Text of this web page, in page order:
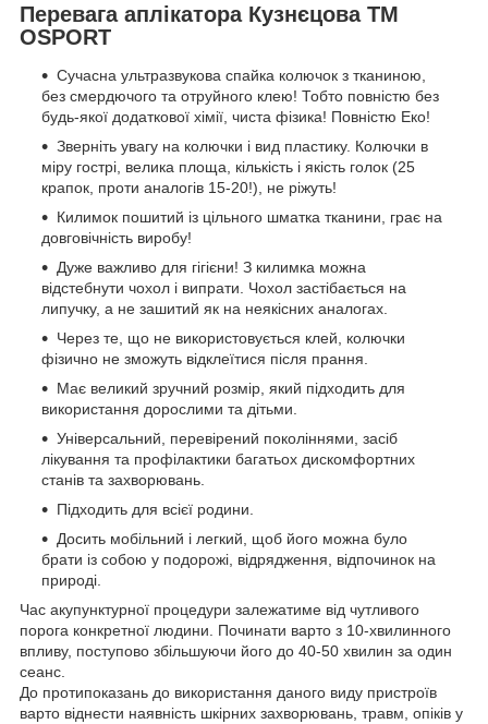
Перевага аплікатора Кузнєцова TM
OSPORT
Сучасна ультразвукова спайка колючок з тканиною,
без смердючого та отруйного клею! Тобто повністю без
будь-якої додаткової хімії, чиста фізика! Повністю Еко!
Зверніть увагу на колючки і вид пластику. Колючки в
міру гострі, велика площа, кількість і якість голок (25
крапок, проти аналогів 15-20!), не ріжуть!
Килимок пошитий із цільного шматка тканини, грає на
довговічність виробу!
Дуже важливо для гігієни! З килимка можна
відстебнути чохол і випрати. Чохол застібається на
липучку, а не зашитий як на неякісних аналогах.
Через те, що не використовується клей, колючки
фізично не зможуть відклеїтися після прання.
Має великий зручний розмір, який підходить для
використання дорослими та дітьми.
Універсальний, перевірений поколіннями, засіб
лікування та профілактики багатьох дискомфортних
станів та захворювань.
Підходить для всієї родини.
Досить мобільний і легкий, щоб його можна було
брати із собою у подорожі, відрядження, відпочинок на
природі.
Час акупунктурної процедури залежатиме від чутливого
порога конкретної людини. Починати варто з 10-хвилинного
впливу, поступово збільшуючи його до 40-50 хвилин за один
сеанс.
До протипоказань до використання даного виду пристроїв
варто віднести наявність шкірних захворювань, травм, опіків у